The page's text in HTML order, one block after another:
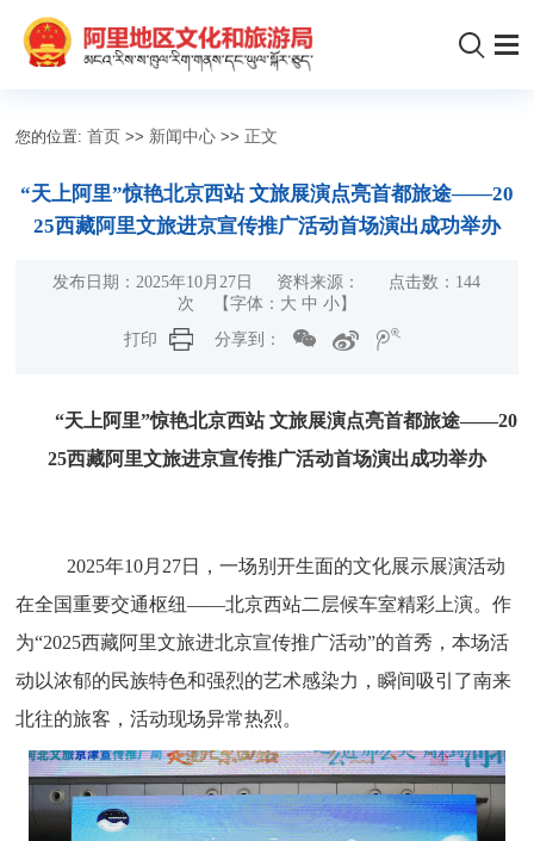
您的位置:首页 >> 新闻中心 >> 正文
​“天上阿里”惊艳北京西站 文旅展演点亮首都旅途——20
25西藏阿里文旅进京宣传推广活动首场演出成功举办
发布日期：2025年10月27日 资料来源： 点击数： 144
次
【字体： 大 中 小】
打印
分享到：
“天上阿里”惊艳北京西站文旅展演点亮首都旅途——20
25西藏阿里文旅进京宣传推广活动首场演出成功举办
2025年10月 27日，一场别开生面的文化展示展演活动
在全国重要交通枢纽——北京西站二层候车室精彩上演。作
为“2025西藏阿里文旅进北京宣传推广活动”的首秀，本场活
动 以浓郁的民族特色和强烈的艺术感染力，瞬间吸引了南来
北往的旅客，活动现场异常热烈。